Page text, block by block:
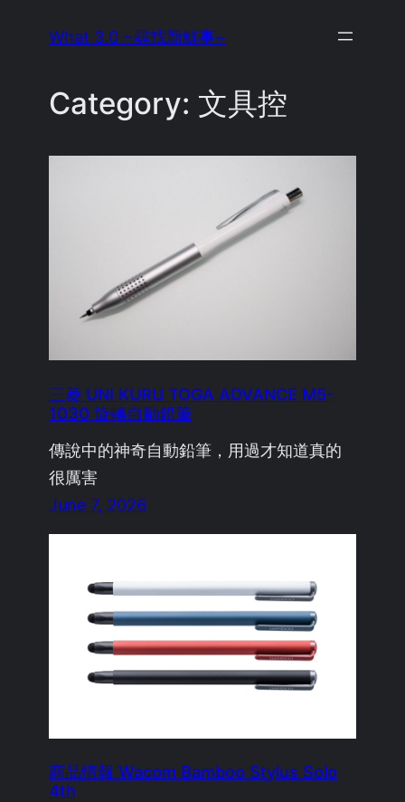
What 3.0 ~尋找新鮮事~
Category: 文具控
三菱 UNI KURU TOGA ADVANCE M5-
1030 旋轉自動鉛筆
傳說中的神奇自動鉛筆，用過才知道真的
很厲害
June 7, 2026
商品情報 Wacom Bamboo Stylus Solo
4th